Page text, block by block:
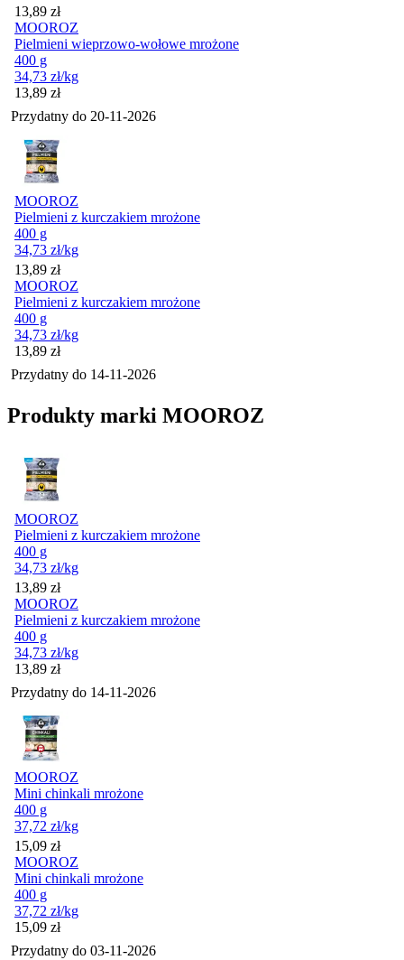
Cena
13,89 zł
MOOROZ
Pielmieni wieprzowo-wołowe mrożone
400 g
34,73 zł/kg
Cena
13,89 zł
Przydatny do 20-11-2026
MOOROZ
Pielmieni z kurczakiem mrożone
400 g
34,73 zł/kg
Cena
13,89 zł
MOOROZ
Pielmieni z kurczakiem mrożone
400 g
34,73 zł/kg
Cena
13,89 zł
Przydatny do 14-11-2026
Produkty marki MOOROZ
MOOROZ
Pielmieni z kurczakiem mrożone
400 g
34,73 zł/kg
Cena
13,89 zł
MOOROZ
Pielmieni z kurczakiem mrożone
400 g
34,73 zł/kg
Cena
13,89 zł
Przydatny do 14-11-2026
MOOROZ
Mini chinkali mrożone
400 g
37,72 zł/kg
Cena
15,09 zł
MOOROZ
Mini chinkali mrożone
400 g
37,72 zł/kg
Cena
15,09 zł
Przydatny do 03-11-2026